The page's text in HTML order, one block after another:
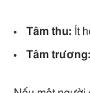
Tâm thu: Ít
Tâm trương: